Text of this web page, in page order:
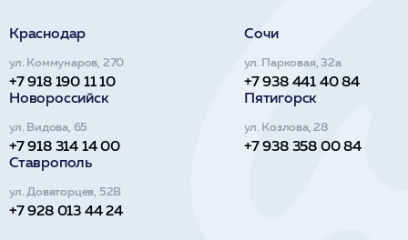
Краснодар
ул. Коммунаров, 270
+7 918 190 11 10
Сочи
ул. Парковая, 32а
+7 938 441 40 84
Новороссийск
ул. Видова, 65
+7 918 314 14 00
Пятигорск
ул. Козлова, 28
+7 938 358 00 84
Ставрополь
ул. Доваторцев, 52В
+7 928 013 44 24